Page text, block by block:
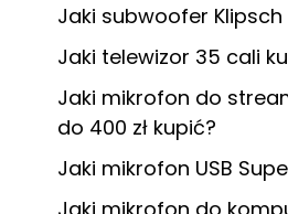
Jaki subwoofer Klipsch
Jaki telewizor 35 cali
Jaki mikrofon do
do 400 zł kupić?
Jaki mikrofon USB